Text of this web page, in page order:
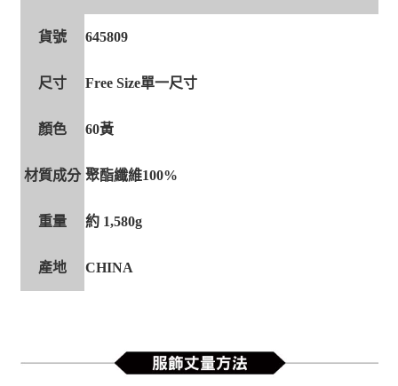
貨號 645809
尺寸 Free Size單一尺寸
顏色 60黃
材質成分 聚酯纖維100%
重量 約 1,580g
產地 CHINA